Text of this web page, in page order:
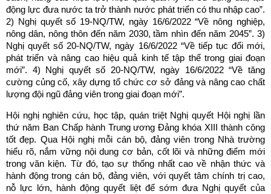
động lực đưa nước ta trở thành nước phát triển có thu nhập cao”.
2) Nghị quyết số 19-NQ/TW, ngày 16/6/2022 “Về nông nghiệp,
nông dân, nông thôn đến năm 2030, tầm nhìn đến năm 2045”. 3)
Nghị quyết số 20-NQ/TW, ngày 16/6/2022 “Về tiếp tục đổi mới,
phát triển và nâng cao hiệu quả kinh tế tập thể trong giai đoạn
mới”. 4) Nghị quyết số 20-NQ/TW, ngày 16/6/2022 “Về tăng
cường củng cố, xây dựng tổ chức cơ sở đảng và nâng cao chất
lượng đội ngũ đảng viên trong giai đoạn mới”.
Hội nghị nghiên cứu, học tập, quán triệt Nghị quyết Hội nghị lần
thứ năm Ban Chấp hành Trung ương Đảng khóa XIII thành công
tốt đẹp. Qua Hội nghị mỗi cán bộ, đảng viên trong Nhà trường
hiểu rõ, nắm vững nội dung cơ bản, cốt lõi và những điểm mới
trong văn kiện. Từ đó, tạo sự thống nhất cao về nhận thức và
hành động trong cán bộ, đảng viên, với quyết tâm chính trị cao,
nỗ lực lớn, hành động quyết liệt để sớm đưa Nghị quyết của